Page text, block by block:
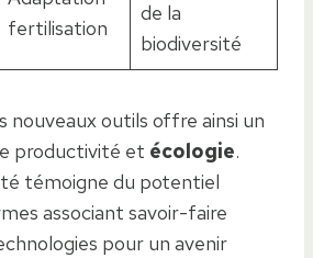
fertilisation
de la
biodiversité
nouveaux outils offre ainsi un
productivité et écologie.
témoigne du potentiel
associant savoir-faire
pour un avenir